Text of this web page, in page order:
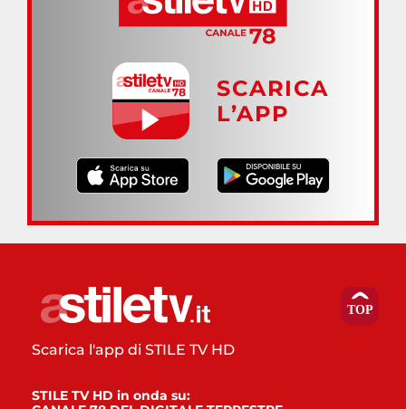
SCARICA
L’APP
Scarica l'app di STILE TV HD
STILE TV HD in onda su: